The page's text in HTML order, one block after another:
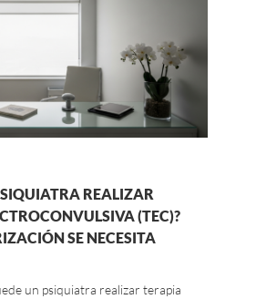
REALIZAR
(TEC)?
SE NECESITA
un psiquiatra realizar terapia